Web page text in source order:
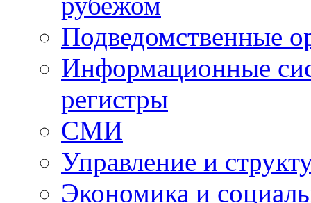
Подведомственные
Информационные
регистры
СМИ
Управление и
Экономика и